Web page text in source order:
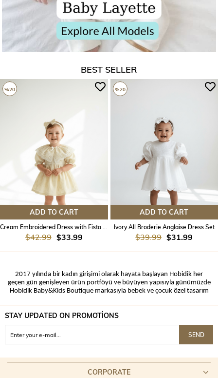
BEST SELLER
ADD TO CART
$33.99
$42.99
%20
ADD TO CART
Ivory All Broderie Anglaise Dress Set
$31.99
$39.99
%20
2017 yılında bir kadın girişimi olarak hayata başlayan Hobidik her
geçen gün genişleyen ürün portföyü ve büyüyen yapısıyla günümüzde
Hobidik Baby&Kids Boutique markasıyla bebek ve çocuk özel tasarım
özel üreterek sunmaktayız.
olmanın yanı sıra, 5 kıta ve 10’dan fazla ülkeye yaptığımız ihracatın
verdiği gururla büyüme yolunda emin adımlarla ilerlemekteyiz.
devam ettiğimiz kanalların en yenisi ve bizler için en değerlisi olan
www.hobidikbaby.com.trHobidik Baby&Kids Boutique online
STAY UPDATED ON PROMOTİONS
SEND
CORPORATE